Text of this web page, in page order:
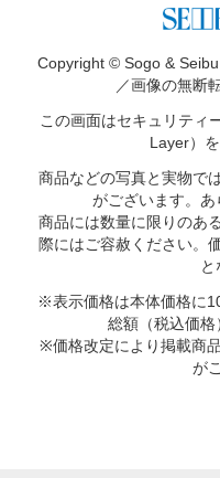
Copyright © Sogo &
／画像の無断
この画面はセキュリティ
Layer）
商品などの写真と実物で
がございます。あ
商品には数量に限りのあ
際にはご容赦ください。
と
※表示価格は本体価格に
総額（税込価格
※価格改定により掲載商
が